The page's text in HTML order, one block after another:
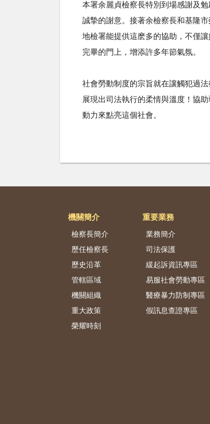
本署余麗貞檢察長特別到場感謝及
誠摯的謝意。接著余檢察長和基隆
地檢署能提供這麽多的協助，不僅
完畢的門上，增添許多年節氣氛。
社會勞動制度的宗旨就在讓觸犯過
展現出司法執行的柔情與溫度！協
動力來點亮這個社會。
機關簡介
檢察長簡介
歷任檢察長
歷史沿革
管轄區域
機關組織
重大政策
榮耀時刻
重要業務
業務簡介
司法保護
緩起訴資訊專區
易服社會勞動專區
醫療暴力防制專區
假訊息查證專區